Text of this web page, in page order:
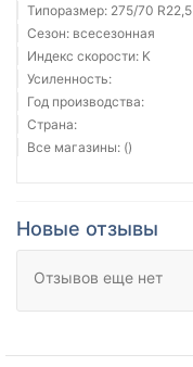
Типоразмер: 275/70 R22,5
Сезон: всесезонная
Индекс скорости: K
Усиленность:
Год производства:
Страна:
Все магазины: ()
Новые отзывы
Отзывов еще нет